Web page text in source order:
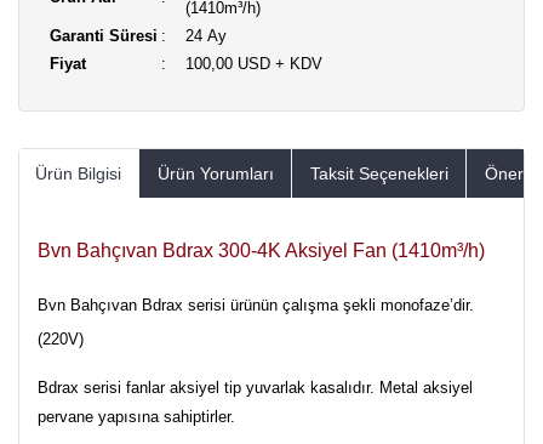
(1410m³/h)
Garanti Süresi
24 Ay
Fiyat
100,00 USD + KDV
Ürün Bilgisi Ürün Yorumları Taksit Seçenekleri
Bvn Bahçıvan Bdrax 300-4K Aksiyel Fan (1410m³/h)
Bvn Bahçıvan Bdrax serisi ürünün çalışma şekli monofaze’dir.
(220V)
Bdrax serisi fanlar aksiyel tip yuvarlak kasalıdır. Metal aksiyel
pervane yapısına sahiptirler.